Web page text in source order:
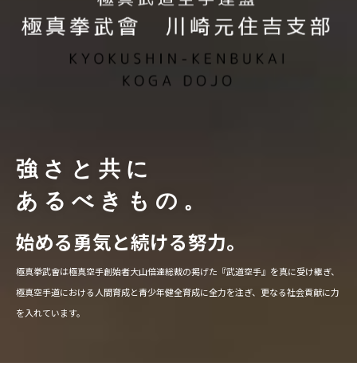
強さと共に
あるべきもの。
始める勇気と続ける努力。
極真拳武會は極真空手創始者大山倍達総裁の掲げた『武道空手』を真に受け継ぎ、
極真空手道における人間育成と青少年健全育成に全力を注ぎ、更なる社会貢献に力
を入れています。